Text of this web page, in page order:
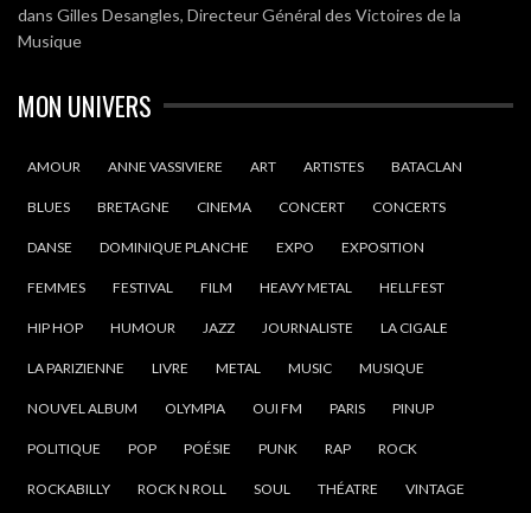
dans Gilles Desangles, Directeur Général des Victoires de la
Musique
MON UNIVERS
AMOUR ANNE VASSIVIERE ART ARTISTES BATACLAN
BLUES BRETAGNE CINEMA CONCERT CONCERTS
DANSE DOMINIQUE PLANCHE EXPO EXPOSITION
FEMMES FESTIVAL FILM HEAVY METAL HELLFEST
HIP HOP HUMOUR JAZZ JOURNALISTE LA CIGALE
LA PARIZIENNE LIVRE METAL MUSIC MUSIQUE
NOUVEL ALBUM OLYMPIA OUI FM PARIS PINUP
POLITIQUE POP POÉSIE PUNK RAP ROCK
ROCKABILLY ROCK N ROLL SOUL THÉATRE VINTAGE